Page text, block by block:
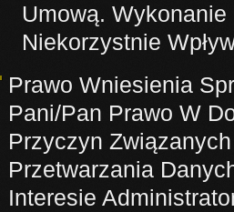
Umową.
Niekorzystnie
Prawo Wniesienia
Pani/Pan Prawo W
Przyczyn
Przetwarzania
Interesie